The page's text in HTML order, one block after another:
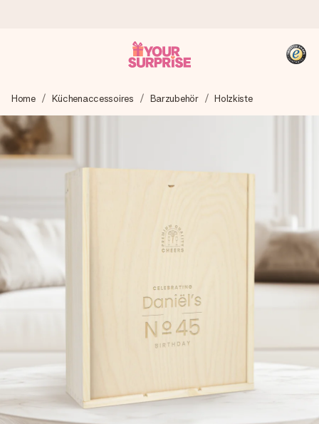
Wir bereiten dein Geschenk sorgfältig vor und schicken es
blitzschnell – damit du es genau zum richtigen Zeitpunkt
überreichen kannst, wenn es am meisten zählt.
4,8 (basierend auf +15.000 Bewertungen)
4,8 bei Google Reviews (Gesamtergebnis aller Länder, in
die wir versenden).
+49 39292 929695
Montag - Freitag : 8:30 - 17:00 Uhr
Samstag - Sonntag : 8:30 - 13:00 Uhr
Home Küchenaccessoires Barzubehör Holzkiste